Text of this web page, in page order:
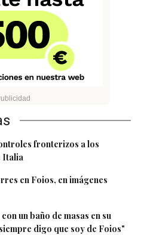
fronterizos a los
Italia
en Foios, en imágenes
un baño de masas en su
digo que soy de Foios"